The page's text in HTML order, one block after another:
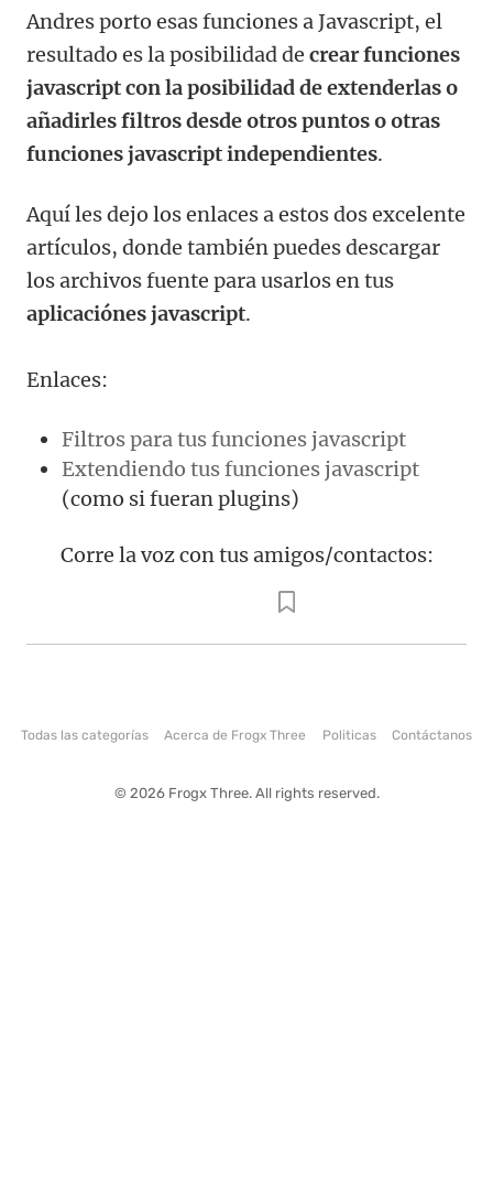
Andres porto esas funciones a Javascript, el
resultado es la posibilidad de crear funciones
javascript con la posibilidad de extenderlas o
añadirles filtros desde otros puntos o otras
funciones javascript independientes.
Aquí les dejo los enlaces a estos dos excelente
artículos, donde también puedes descargar
los archivos fuente para usarlos en tus
aplicaciónes javascript.
Enlaces:
Filtros para tus funciones javascript
Extendiendo tus funciones javascript
(como si fueran plugins)
Corre la voz con tus amigos/contactos:
Todas las categorías Acerca de Frogx Three Politicas Contáctanos
© 2026 Frogx Three. All rights reserved.